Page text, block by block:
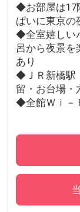
◆お部屋は17
ぱいに東京の
◆全室嬉しい
呂から夜景を
あり
◆ＪＲ新橋駅
留・お台場・
◆全館Ｗｉ－